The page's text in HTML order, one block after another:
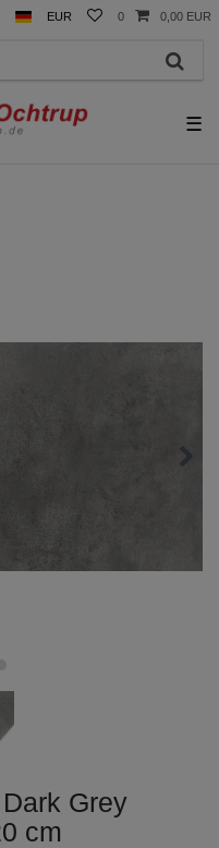
EUR 0 0,00 EUR
☰
Grey
cm